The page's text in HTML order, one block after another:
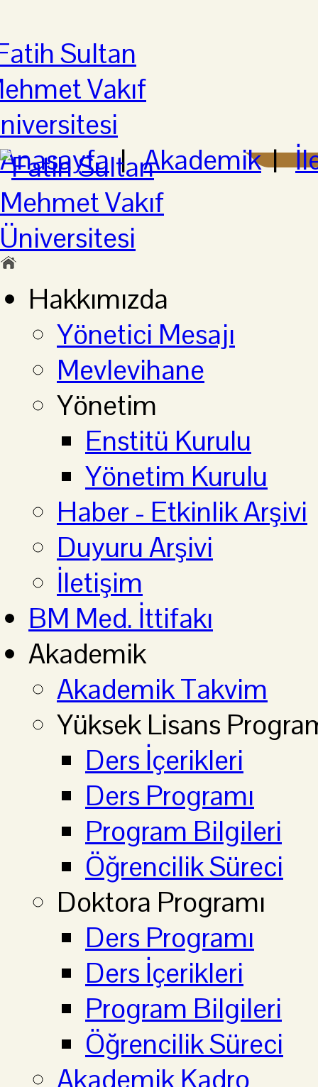
Anasayfa|Akademik|
Hakkımızda
Yönetici Mesajı
Mevlevihane
Yönetim
Enstitü Kurulu
Yönetim Kurulu
Haber - Etkinlik Arşivi
Duyuru Arşivi
İletişim
BM Med. İttifakı
Akademik
Akademik Takvim
Yüksek Lisans
Ders İçerikleri
Ders Programı
Program Bilgileri
Öğrencilik Süreci
Doktora Programı
Ders Programı
Ders İçerikleri
Program Bilgileri
Öğrencilik Süreci
Akademik Kadro